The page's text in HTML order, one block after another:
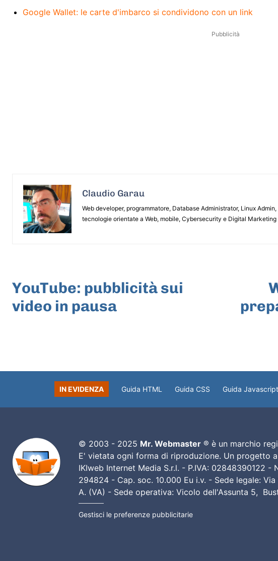
Google Wallet: le carte d'imbarco si condividono con un link
Pubblicità
Claudio Garau
Web developer, programmatore, Database Administrator, Linux
tecnologie orientate a Web, mobile, Cybersecurity e Digital Marketing
YouTube: pubblicità sui
video in pausa
IN EVIDENZA Guida HTML Guida CSS Guida Javascript
© 2003 - 2025 Mr. Webmaster® è un marchio
E' vietata ogni forma di riproduzione. Un progetto
IKIweb Internet Media S.r.l. - P.IVA: 02848390122 -
294824 - Cap. soc. 10.000 Eu i.v. - Sede legale: Via
A. (VA) - Sede operativa: Vicolo dell'Assunta 5,
Gestisci le preferenze pubblicitarie